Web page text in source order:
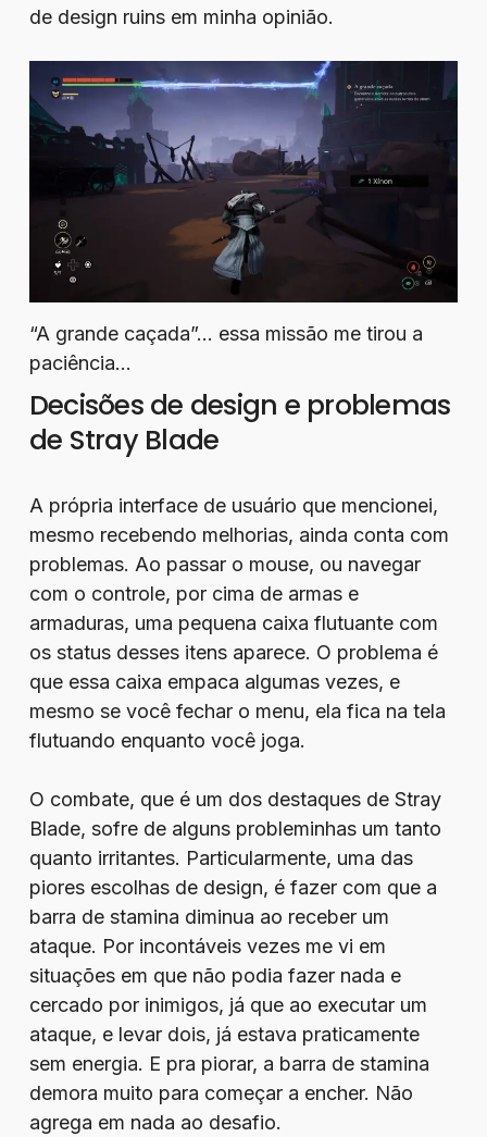
de design ruins em minha opinião.
“A grande caçada”… essa missão me tirou a
paciência…
Decisões de design e problemas
de Stray Blade
A própria interface de usuário que mencionei,
mesmo recebendo melhorias, ainda conta com
problemas. Ao passar o mouse, ou navegar
com o controle, por cima de armas e
armaduras, uma pequena caixa flutuante com
os status desses itens aparece. O problema é
que essa caixa empaca algumas vezes, e
mesmo se você fechar o menu, ela fica na tela
flutuando enquanto você joga.
O combate, que é um dos destaques de Stray
Blade, sofre de alguns probleminhas um tanto
quanto irritantes. Particularmente, uma das
piores escolhas de design, é fazer com que a
barra de stamina diminua ao receber um
ataque. Por incontáveis vezes me vi em
situações em que não podia fazer nada e
cercado por inimigos, já que ao executar um
ataque, e levar dois, já estava praticamente
sem energia. E pra piorar, a barra de stamina
demora muito para começar a encher. Não
agrega em nada ao desafio.